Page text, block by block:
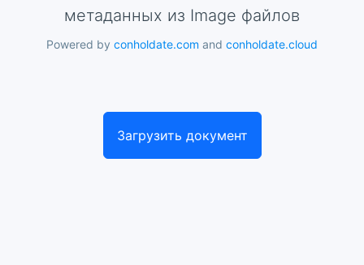
метаданных из Image файлов
Powered by conholdate.com and conholdate.cloud
Загрузить документ